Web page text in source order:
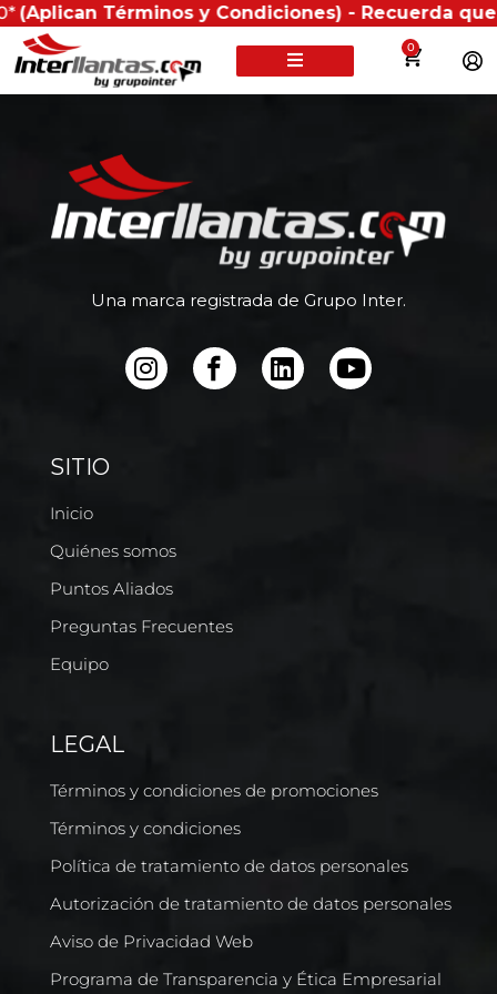
(Aplican Términos y Condiciones) - Recuerda
0
Una marca registrada de Grupo Inter.
SITIO
Inicio
Quiénes somos
Puntos Aliados
Preguntas Frecuentes
Equipo
LEGAL
Términos y condiciones de promociones
Términos y condiciones
Política de tratamiento de datos personales
Autorización de tratamiento de datos personales
Aviso de Privacidad Web
Programa de Transparencia y Ética Empresarial